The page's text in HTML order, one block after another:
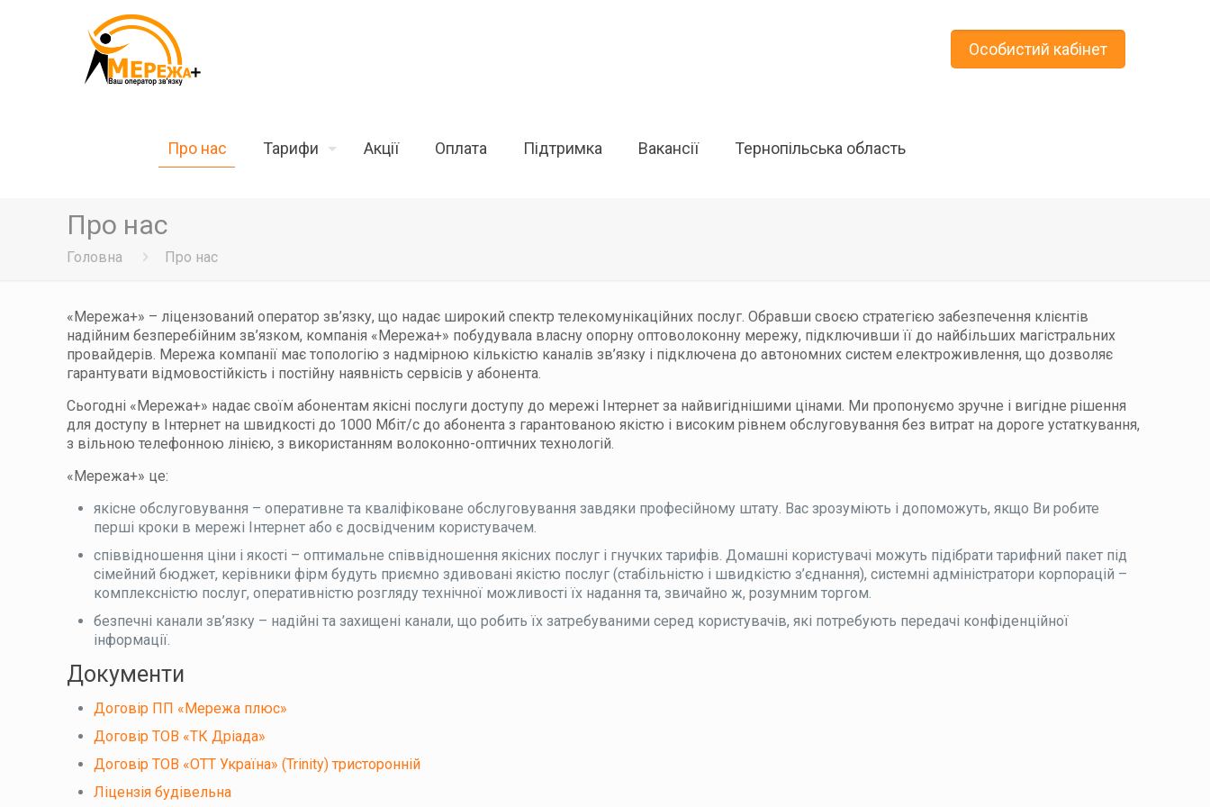
Про нас Тарифи Акції Оплата Підтримка Вакансії Тернопільська область
Особистий кабінет
Про нас
Головна Про нас
«Мережа+» – ліцензований оператор зв’язку, що надає широкий спектр телекомунікаційних послуг. Обравши своєю стратегією забезпечення клієнтів
надійним безперебійним зв’язком, компанія «Мережа+» побудувала власну опорну оптоволоконну мережу, підключивши її до найбільших магістральних
провайдерів. Мережа компанії має топологію з надмірною кількістю каналів зв’язку і підключена до автономних систем електроживлення, що дозволяє
гарантувати відмовостійкість і постійну наявність сервісів у абонента.
Сьогодні «Мережа+» надає своїм абонентам якісні послуги доступу до мережі Інтернет за найвигіднішими цінами. Ми пропонуємо зручне і вигідне рішення
для доступу в Інтернет на швидкості до 1000 Мбіт/с до абонента з гарантованою якістю і високим рівнем обслуговування без витрат на дороге устаткування,
з вільною телефонною лінією, з використанням волоконно-оптичних технологій.
«Мережа+» це:
якісне обслуговування – оперативне та кваліфіковане обслуговування завдяки професійному штату. Вас зрозуміють і допоможуть, якщо Ви робите
перші кроки в мережі Інтернет або є досвідченим користувачем.
співвідношення ціни і якості – оптимальне співвідношення якісних послуг і гнучких тарифів. Домашні користувачі можуть підібрати тарифний пакет під
сімейний бюджет, керівники фірм будуть приємно здивовані якістю послуг (стабільністю і швидкістю з’єднання), системні адміністратори корпорацій –
комплексністю послуг, оперативністю розгляду технічної можливості їх надання та, звичайно ж, розумним торгом.
безпечні канали зв’язку – надійні та захищені канали, що робить їх затребуваними серед користувачів, які потребують передачі конфіденційної
інформації.
Документи
Договір ПП «Мережа плюс»
Договір ТОВ «ТК Дріада»
Договір ТОВ «ОТТ Україна» (Trinity) тристоронній
Ліцензія будівельна